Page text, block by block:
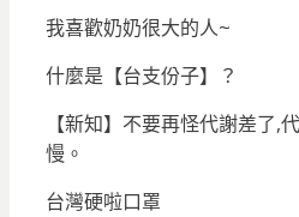
我喜歡奶奶很大的人~
什麼是【台支份子】？
【新知】不要再怪代謝差了,
慢。
台灣硬啦口罩